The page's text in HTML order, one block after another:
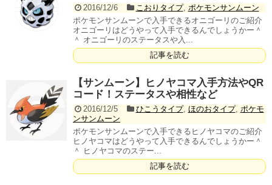
2016/12/6 こおりタイプ, ポケモンサンムーン
ポケモンサンムーンで入手できるオニゴーリのご紹介
オニゴーリはどうやって入手できるんでしょうかー＾
＾ オニゴーリのステータスや入...
記事を読む
【サンムーン】ヒノヤコマ入手方法やQR
コード！ステータスや相性など
2016/12/5 ひこうタイプ, ほのおタイプ, ポケモ
ンサンムーン
ポケモンサンムーンで入手できるヒノヤコマのご紹介
ヒノヤコマはどうやって入手できるんでしょうかー＾
＾ ヒノヤコマのステー...
記事を読む